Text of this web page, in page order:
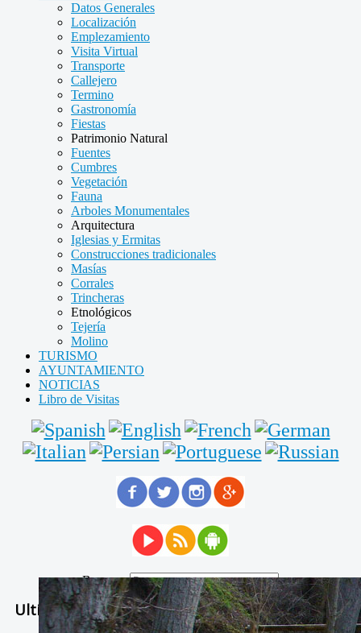
Datos Generales
Localización
Emplezamiento
Visita Virtual
Transporte
Callejero
Termino
Gastronomía
Fiestas
Patrimonio Natural
Fuentes
Cumbres
Vegetación
Fauna
Arboles Monumentales
Arquitectura
Iglesias y Ermitas
Construcciones tradicionales
Masías
Corrales
Trincheras
Etnológicos
Tejería
Molino
TURISMO
AYUNTAMIENTO
NOTICIAS
Libro de Visitas
Buscar...
Ultimas Noticias